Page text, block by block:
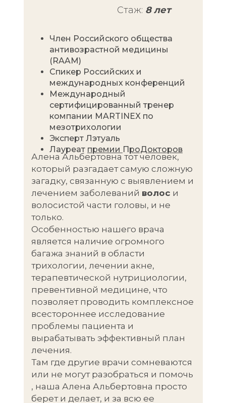
Стаж: 8 лет
Член Российского общества
антивозрастной медицины
(RAAM)
Спикер Российских и
международных конференций
Международный
сертифицированный тренер
компании MARTINEX по
мезотрихологии
Эксперт Лэтуаль
Лауреат премии ПроДокторов
Алена Альбертовна тот человек,
который разгадает самую сложную
загадку, связанную с выявлением и
лечением заболеваний волос и
волосистой части головы, и не
только.
Особенностью нашего врача
является наличие огромного
багажа знаний в области
трихологии, лечении акне,
терапевтической нутрициологии,
превентивной медицине, что
позволяет проводить комплексное
всестороннее исследование
проблемы пациента и
вырабатывать эффективный план
лечения.
Там где другие врачи сомневаются
или не могут разобраться и помочь
, наша Алена Альбертовна просто
берет и делает, и за всю ее